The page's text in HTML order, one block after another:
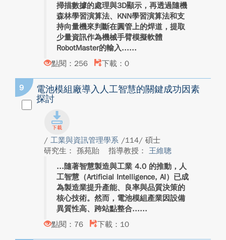
掃描數據的處理與3D顯示，再透過隨機
森林學習演算法、KNN學習演算法和支
持向量機來判斷在圓管上的焊道，提取
少量資訊作為機械手臂模擬軟體
RobotMaster的輸入...
點閱：256
下載：0
9
電池模組廠導入人工智慧的關鍵成功因素
探討
/ 工業與資訊管理學系 /114/ 碩士
研究生： 孫苑貽
指導教授： 王維聰
隨著智慧製造與工業 4.0 的推動，人
工智慧（Artificial Intelligence, AI）已成
為製造業提升產能、良率與品質決策的
核心技術。然而，電池模組產業因設備
異質性高、跨站點整合...
點閱：76
下載：10